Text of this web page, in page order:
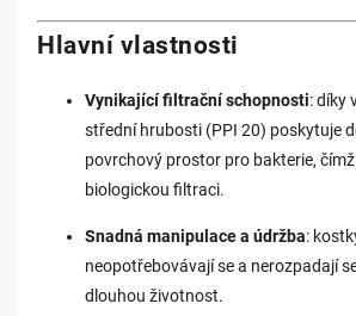
Hlavní vlastnosti
Vynikající filtrační schopnosti: díky
střední hrubosti (PPI 20) poskytuje
povrchový prostor pro bakterie,
biologickou filtraci.
Snadná manipulace a údržba:
neopotřebovávají se a nerozpadají
dlouhou životnost.